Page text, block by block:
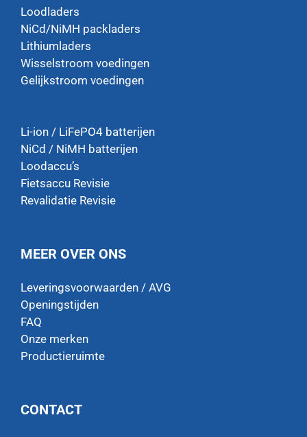
Loodladers
NiCd/NiMH packladers
Lithiumladers
Wisselstroom voedingen
Gelijkstroom voedingen
Li-ion / LiFePO4 batterijen
NiCd / NiMH batterijen
Loodaccu’s
Fietsaccu Revisie
Revalidatie Revisie
MEER OVER ONS
Leveringsvoorwaarden / AVG
Openingstijden
FAQ
Onze merken
Productieruimte
CONTACT